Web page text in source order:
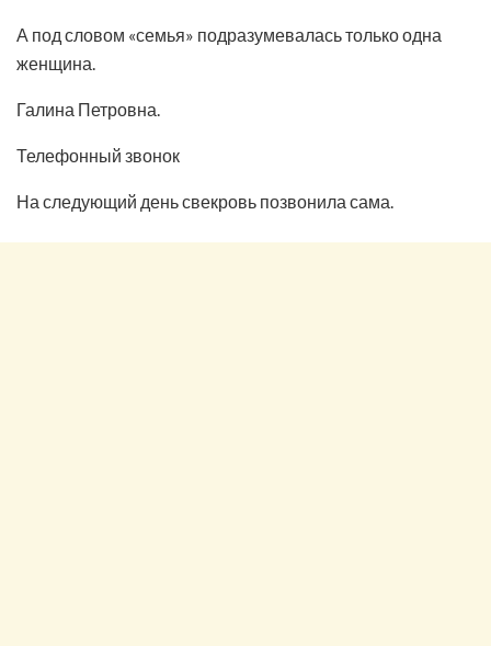
А под словом «семья» подразумевалась только одна
женщина.
Галина Петровна.
Телефонный звонок
На следующий день свекровь позвонила сама.